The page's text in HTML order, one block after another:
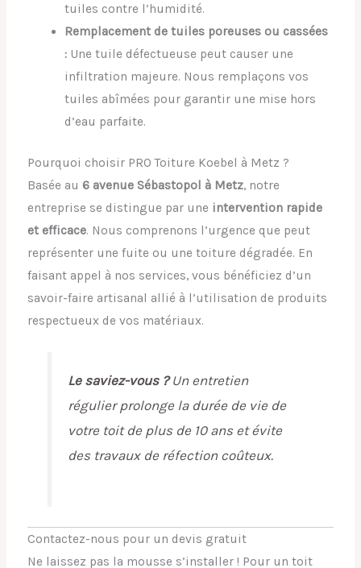
tuiles contre l’humidité.
Remplacement de tuiles poreuses ou cassées
: Une tuile défectueuse peut causer une
infiltration majeure. Nous remplaçons vos
tuiles abîmées pour garantir une mise hors
d’eau parfaite.
Pourquoi choisir PRO Toiture Koebel à Metz ?
Basée au 6 avenue Sébastopol à Metz, notre
entreprise se distingue par une intervention rapide
et efficace. Nous comprenons l’urgence que peut
représenter une fuite ou une toiture dégradée. En
faisant appel à nos services, vous bénéficiez d’un
savoir-faire artisanal allié à l’utilisation de produits
respectueux de vos matériaux.
Le saviez-vous ?Un entretien
régulier prolonge la durée de vie de
votre toit de plus de 10 ans et évite
des travaux de réfection coûteux.
Contactez-nous pour un devis gratuit
Ne laissez pas la mousse s’installer ! Pour un toit